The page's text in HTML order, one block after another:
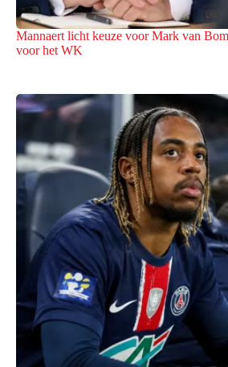
Mannaert licht keuze voor Mark van
voor het WK